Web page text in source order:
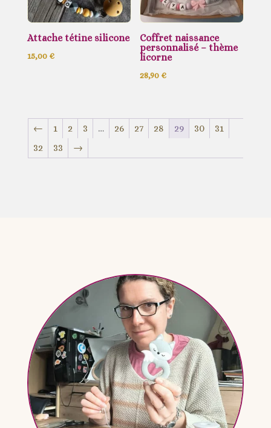
Attache tétine silicone
15,00 €
Coffret naissance
personnalisé – thème
licorne
28,90 €
← 1 2 3 … 26 27 28 29 30
31
32
33 →